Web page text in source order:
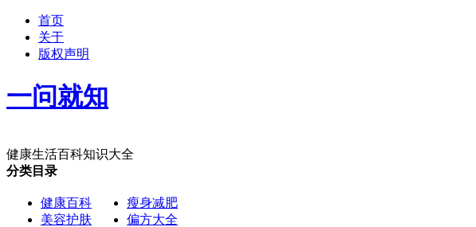
首页
关于
版权声明
一问就知
健康生活百科知识大全
分类目录
健康百科
美容护肤
瘦身减肥
偏方大全